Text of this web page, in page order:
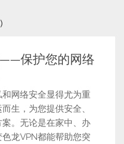
保护您的网络
网络安全显得尤为重
生，为您提供安全、
。无论是在家中、办
龙VPN都能帮助您突